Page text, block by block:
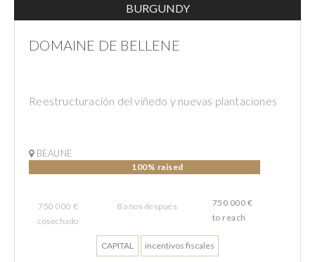
BURGUNDY
DOMAINE DE BELLENE
Reestructuración del viñedo y nuevas plantaciones
BEAUNE
100% raised
750 000 €
cosechado
8 años después
750 000 €
to reach
CAPITAL incentivos fiscales